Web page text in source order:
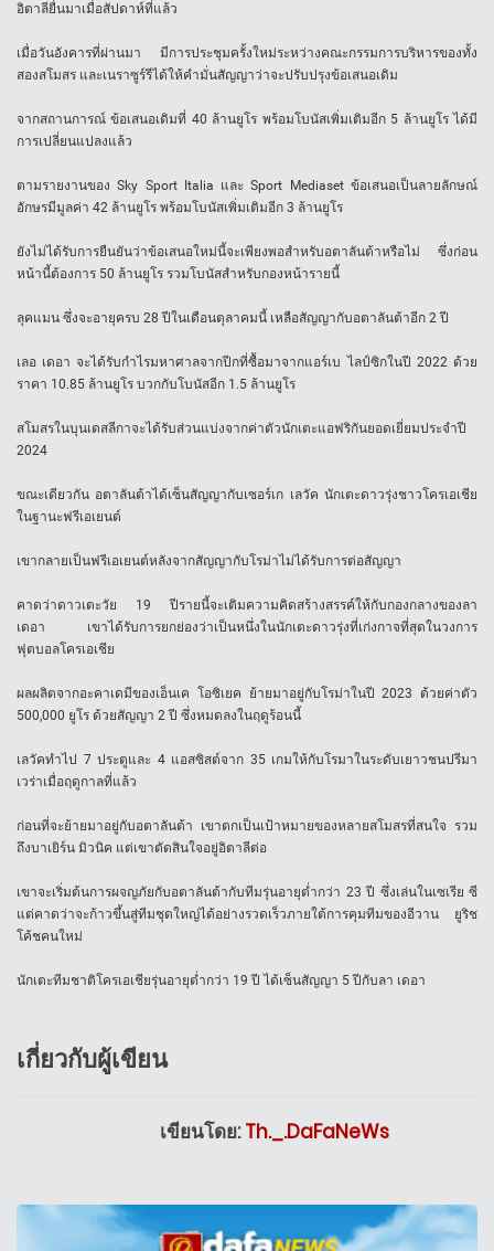
อิตาลียื่นมาเมื่อสัปดาห์ที่แล้ว
เมื่อวันอังคารที่ผ่านมา มีการประชุมครั้งใหม่ระหว่างคณะกรรมการบริหารของทั้ง
สองสโมสร และเนราซูร์รีได้ให้คำมั่นสัญญาว่าจะปรับปรุงข้อเสนอเดิม
จากสถานการณ์ ข้อเสนอเดิมที่ 40 ล้านยูโร พร้อมโบนัสเพิ่มเติมอีก 5 ล้านยูโร ได้มี
การเปลี่ยนแปลงแล้ว
ตามรายงานของ Sky Sport Italia และ Sport Mediaset ข้อเสนอเป็นลายลักษณ์
อักษรมีมูลค่า 42 ล้านยูโร พร้อมโบนัสเพิ่มเติมอีก 3 ล้านยูโร
ยังไม่ได้รับการยืนยันว่าข้อเสนอใหม่นี้จะเพียงพอสำหรับอตาลันต้าหรือไม่ ซึ่งก่อน
หน้านี้ต้องการ 50 ล้านยูโร รวมโบนัสสำหรับกองหน้ารายนี้
ลุคแมน ซึ่งจะอายุครบ 28 ปีในเดือนตุลาคมนี้ เหลือสัญญากับอตาลันต้าอีก 2 ปี
เลอ เดอา จะได้รับกำไรมหาศาลจากปีกที่ซื้อมาจากแอร์เบ ไลป์ซิกในปี 2022 ด้วย
ราคา 10.85 ล้านยูโร บวกกับโบนัสอีก 1.5 ล้านยูโร
สโมสรในบุนเดสลีกาจะได้รับส่วนแบ่งจากค่าตัวนักเตะแอฟริกันยอดเยี่ยมประจำปี
2024
ขณะเดียวกัน อตาลันต้าได้เซ็นสัญญากับเซอร์เก เลวัค นักเตะดาวรุ่งชาวโครเอเชีย
ในฐานะฟรีเอเยนต์
เขากลายเป็นฟรีเอเยนต์หลังจากสัญญากับโรม่าไม่ได้รับการต่อสัญญา
คาดว่าดาวเตะวัย 19 ปีรายนี้จะเติมความคิดสร้างสรรค์ให้กับกองกลางของลา
เดอา เขาได้รับการยกย่องว่าเป็นหนึ่งในนักเตะดาวรุ่งที่เก่งกาจที่สุดในวงการ
ฟุตบอลโครเอเชีย
ผลผลิตจากอะคาเดมีของเอ็นเค โอซิเยค ย้ายมาอยู่กับโรม่าในปี 2023 ด้วยค่าตัว
500,000 ยูโร ด้วยสัญญา 2 ปี ซึ่งหมดลงในฤดูร้อนนี้
เลวัคทำไป 7 ประตูและ 4 แอสซิสต์จาก 35 เกมให้กับโรมาในระดับเยาวชนปรีมา
เวร่าเมื่อฤดูกาลที่แล้ว
ก่อนที่จะย้ายมาอยู่กับอตาลันต้า เขาตกเป็นเป้าหมายของหลายสโมสรที่สนใจ รวม
ถึงบาเยิร์น มิวนิค แต่เขาตัดสินใจอยู่อิตาลีต่อ
เขาจะเริ่มต้นการผจญภัยกับอตาลันต้ากับทีมรุ่นอายุต่ำกว่า 23 ปี ซึ่งเล่นในเซเรีย ซี
แต่คาดว่าจะก้าวขึ้นสู่ทีมชุดใหญ่ได้อย่างรวดเร็วภายใต้การคุมทีมของอีวาน ยูริช
โค้ชคนใหม่
นักเตะทีมชาติโครเอเชียรุ่นอายุต่ำกว่า 19 ปี ได้เซ็นสัญญา 5 ปีกับลา เดอา
เกี่ยวกับผู้เขียน
เขียนโดย:Th._.DaFaNeWs